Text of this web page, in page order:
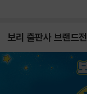
보리 출판사 브랜드전